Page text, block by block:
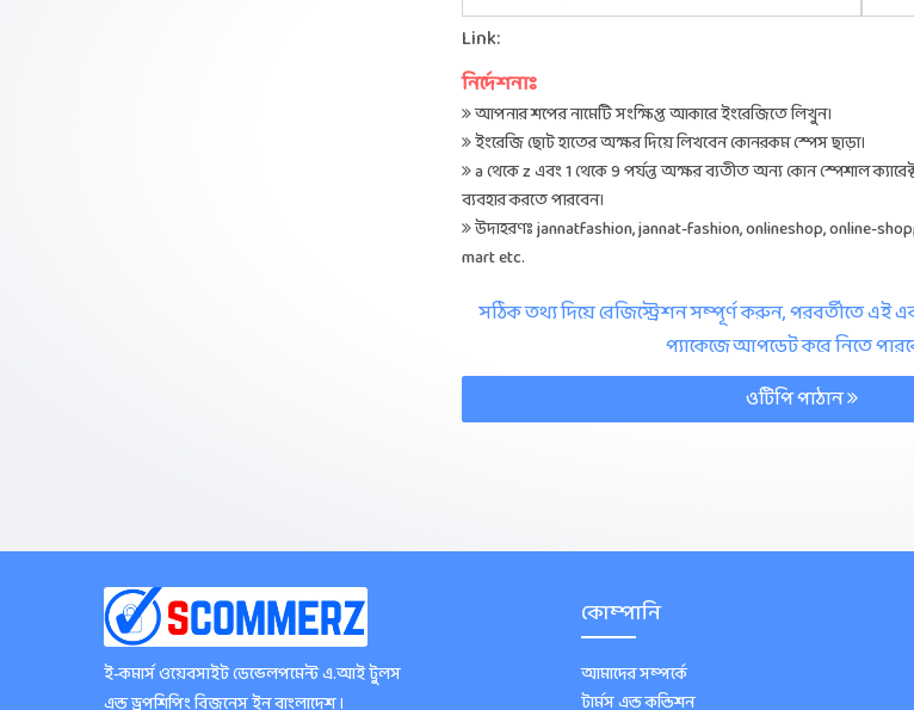
Link:
নির্দেশনাঃ
আপনার শপের নামেটি সংক্ষিপ্ত আকারে ইংরেজিতে লিখুন।
ইংরেজি ছোট হাতের অক্ষর দিয়ে লিখবেন কোনরকম স্পেস ছাড়া।
a থেকে z এবং 1 থেকে 9 পর্যন্ত অক্ষর ব্যতীত অন্য কোন স্পেশাল
ব্যবহার করতে পারবেন।
উদাহরণঃ jannatfashion, jannat-fashion, onlineshop, online-
mart etc.
সঠিক তথ্য দিয়ে রেজিস্ট্রেশন সম্পূর্ণ করুন, পরবর্তীতে
প্যাকেজে আপডেট করে নিতে
ওটিপি পাঠান
ই-কমার্স ওয়েবসাইট ডেভেলপমেন্ট এ.আই টুলস
কোম্পানি
আমাদের সম্পর্কে
টার্মস এন্ড কন্ডিশন